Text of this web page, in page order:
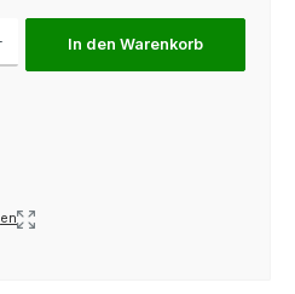
Wert ein oder benutze die
In den Warenkorb